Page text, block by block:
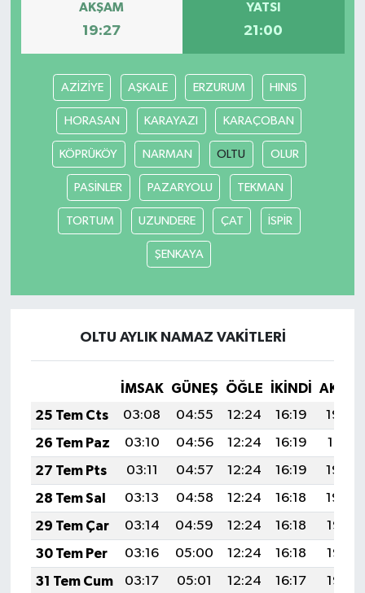
AKŞAM
19:27
YATSI
21:00
AZİZİYE AŞKALE ERZURUM HINIS
HORASAN KARAYAZI KARAÇOBAN
KÖPRÜKÖY NARMAN OLTU OLUR
PASİNLER PAZARYOLU TEKMAN
TORTUM UZUNDERE ÇAT İSPİR
ŞENKAYA
OLTU AYLIK NAMAZ VAKITLERI
İMSAK GÜNEŞ ÖĞLE İKINDI
25 Tem Cts
03:08 04:55 12:24 16:19
19:42
26 Tem Paz
03:10 04:56 12:24 16:19
19:41
27 Tem Pts
03:11 04:57 12:24 16:19
19:40
28 Tem Sal
03:13 04:58 12:24 16:18
19:39
29 Tem Çar
03:14 04:59 12:24 16:18
19:38
30 Tem Per
03:16 05:00 12:24 16:18
19:37
31 Tem Cum
03:17 05:01 12:24 16:17
19:36